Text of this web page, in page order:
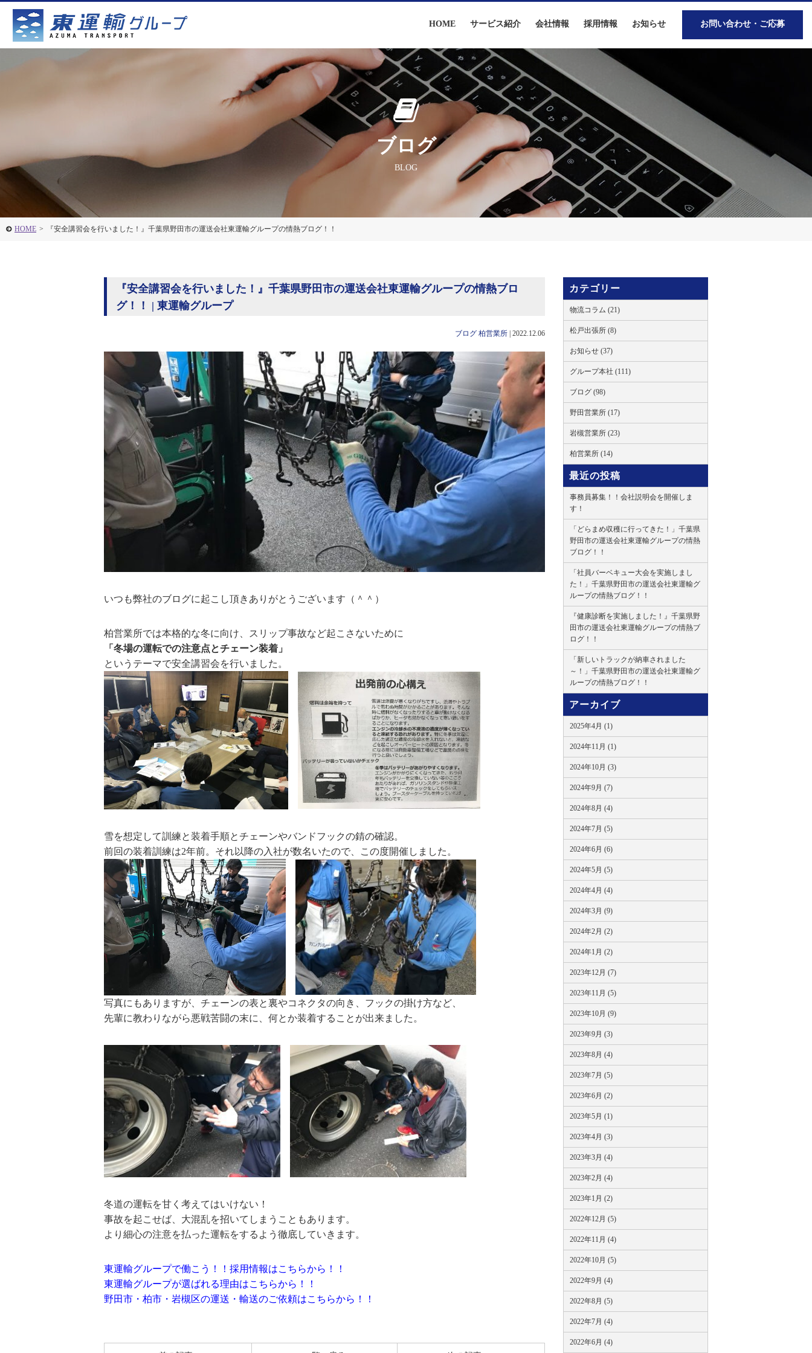
HOME サービス紹介 会社情報 採用情報 お知らせ お問い合わせ・ご応募
ブログ
BLOG
HOME > 『安全講習会を行いました！』千葉県野田市の運送会社東運輸グループの情熱ブログ！！
『安全講習会を行いました！』千葉県野田市の運送会社東運輸グループの情熱ブロ
グ！！ | 東運輸グループ
ブログ 柏営業所 2022.12.06
いつも弊社のブログに起こし頂きありがとうございます（＾＾）
柏営業所では本格的な冬に向け、スリップ事故など起こさないために
「冬場の運転での注意点とチェーン装着」
というテーマで安全講習会を行いました。
雪を想定して訓練と装着手順とチェーンやバンドフックの錆の確認。
前回の装着訓練は2年前。それ以降の入社が数名いたので、この度開催しました。
写真にもありますが、チェーンの表と裏やコネクタの向き、フックの掛け方など、
先輩に教わりながら悪戦苦闘の末に、何とか装着することが出来ました。
冬道の運転を甘く考えてはいけない！
事故を起こせば、大混乱を招いてしまうこともあります。
より細心の注意を払った運転をするよう徹底していきます。
東運輸グループで働こう！！採用情報はこちらから！！
東運輸グループが選ばれる理由はこちらから！！
野田市・柏市・岩槻区の運送・輸送のご依頼はこちらから！！
カテゴリー
物流コラム (21)
松戸出張所 (8)
お知らせ (37)
グループ本社 (111)
ブログ (98)
野田営業所 (17)
岩槻営業所 (23)
柏営業所 (14)
最近の投稿
事務員募集！！会社説明会を開催しま
す！
「どらまめ収穫に行ってきた！」千葉県
野田市の運送会社東運輸グループの情熱
ブログ！！
「社員バーベキュー大会を実施しまし
た！」千葉県野田市の運送会社東運輸グ
ループの情熱ブログ！！
『健康診断を実施しました！』千葉県野
田市の運送会社東運輸グループの情熱ブ
ログ！！
「新しいトラックが納車されました
～！」千葉県野田市の運送会社東運輸グ
ループの情熱ブログ！！
アーカイブ
2025年4月 (1)
2024年11月 (1)
2024年10月 (3)
2024年9月 (7)
2024年8月 (4)
2024年7月 (5)
2024年6月 (6)
2024年5月 (5)
2024年4月 (4)
2024年3月 (9)
2024年2月 (2)
2024年1月 (2)
2023年12月 (7)
2023年11月 (5)
2023年10月 (9)
2023年9月 (3)
2023年8月 (4)
2023年7月 (5)
2023年6月 (2)
2023年5月 (1)
2023年4月 (3)
2023年3月 (4)
2023年2月 (4)
2023年1月 (2)
2022年12月 (5)
2022年11月 (4)
2022年10月 (5)
2022年9月 (4)
2022年8月 (5)
2022年7月 (4)
2022年6月 (4)